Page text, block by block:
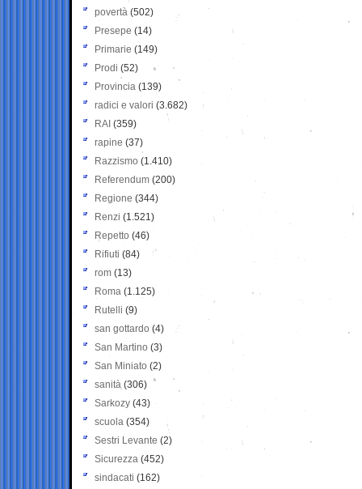
povertà (502)
Presepe (14)
Primarie (149)
Prodi (52)
Provincia (139)
radici e valori (3.682)
RAI (359)
rapine (37)
Razzismo (1.410)
Referendum (200)
Regione (344)
Renzi (1.521)
Repetto (46)
Rifiuti (84)
rom (13)
Roma (1.125)
Rutelli (9)
san gottardo (4)
San Martino (3)
San Miniato (2)
sanità (306)
Sarkozy (43)
scuola (354)
Sestri Levante (2)
Sicurezza (452)
sindacati (162)